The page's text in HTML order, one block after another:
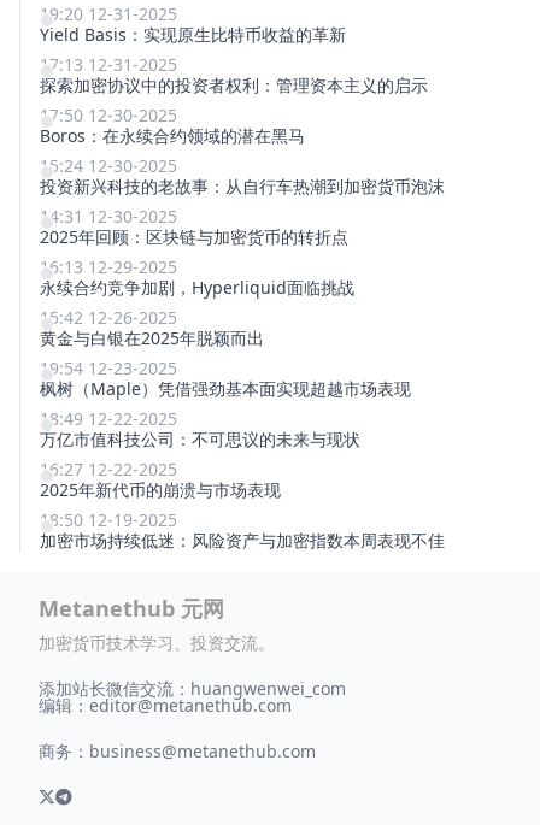
19:20 12-31-2025
Yield Basis：实现原生比特币收益的革新
17:13 12-31-2025
探索加密协议中的投资者权利：管理资本主义的启示
17:50 12-30-2025
Boros：在永续合约领域的潜在黑马
15:24 12-30-2025
投资新兴科技的老故事：从自行车热潮到加密货币泡沫
14:31 12-30-2025
2025年回顾：区块链与加密货币的转折点
16:13 12-29-2025
永续合约竞争加剧，Hyperliquid面临挑战
15:42 12-26-2025
黄金与白银在2025年脱颖而出
19:54 12-23-2025
枫树（Maple）凭借强劲基本面实现超越市场表现
18:49 12-22-2025
万亿市值科技公司：不可思议的未来与现状
16:27 12-22-2025
2025年新代币的崩溃与市场表现
18:50 12-19-2025
加密市场持续低迷：风险资产与加密指数本周表现不佳
Metanethub 元网
加密货币技术学习、投资交流。
添加站长微信交流：huangwenwei_com
编辑：editor@metanethub.com
商务： business@metanethub.com